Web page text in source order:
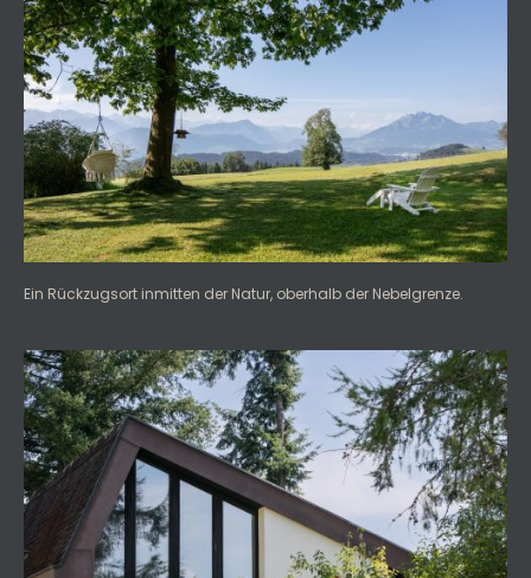
Ein Rückzugsort inmitten der Natur, oberhalb der Nebelgrenze.